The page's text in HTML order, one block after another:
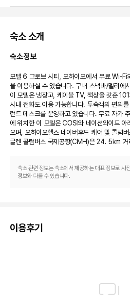
숙소 소개
숙소정보
모텔 6 그로브 시티, 오하이오에서 무료 Wi-Fi
을 이용하실 수 있습니다. 구내 스낵바/델리에
이 모텔은 냉장고, 케이블 TV, 책상을 갖춘
시내 전화도 이용 가능합니다. 투숙객의 편의
런트 데스크를 운영하고 있습니다. 무료 자가
에 위치한 이 모텔은 COSI와 네이션와이드 아
으며, 오하이오헬스 네이버후드 케어 및 콜럼
글렌 콜럼버스 국제공항(CMH)은 24. 5km 거
숙소 관련 정보는 숙소에서 제공하는 대표 정보로 사
정보와 다를 수 있습니다.
이용후기